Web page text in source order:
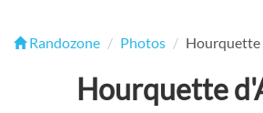
Randozone Photos Hourquette
Hourquette